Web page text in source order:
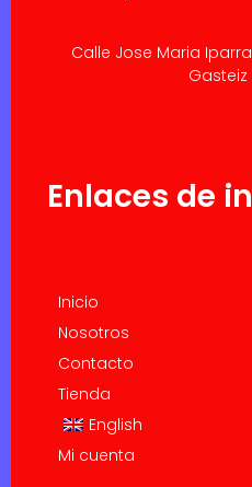
Calle Jose Maria
Gasteiz
Enlaces de
Inicio
Nosotros
Contacto
Tienda
English
Mi cuenta